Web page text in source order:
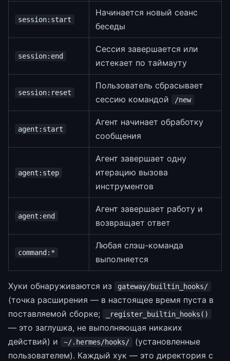
session:start
Начинается новый сеанс
беседы
session:end
Сессия завершается или
истекает по таймауту
session:reset
Пользователь сбрасывает
сессию командой
/new
agent:start
Агент начинает обработку
сообщения
agent:step
Агент завершает одну
итерацию вызова
инструментов
agent:end
Агент завершает работу и
возвращает ответ
command:*
Любая слэш-команда
выполняется
Хуки обнаруживаются из gateway/builtin_hooks/
(точка расширения — в настоящее время пуста в
поставляемой сборке;
_register_builtin_hooks()
— это заглушка, не выполняющая никаких
действий) и
~/.hermes/hooks/
(установленные
пользователем). Каждый хук — это директория с